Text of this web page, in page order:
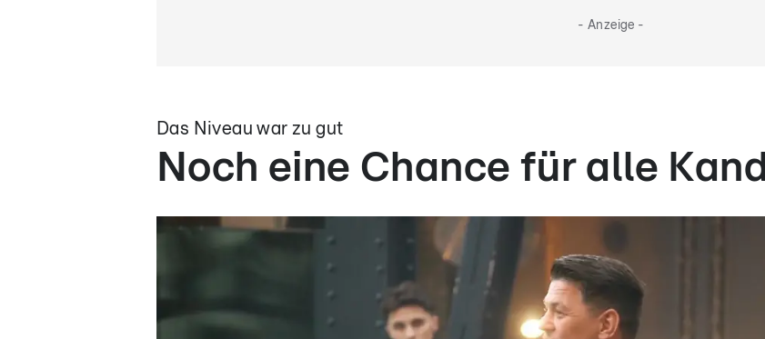
- Anzeige -
Das Niveau war zu gut
Noch eine Chance für alle